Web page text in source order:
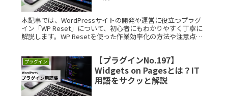
本記事では、WordPressサイトの開発や運営に役立つプラグ
イン「WP Reset」について、初心者にもわかりやすく丁寧に
解説します。WP Resetを使った作業効率化の方法や注意点ま
プラグイン
【プラグインNo.197】
Widgets on Pagesとは？IT
用語をサクッと解説